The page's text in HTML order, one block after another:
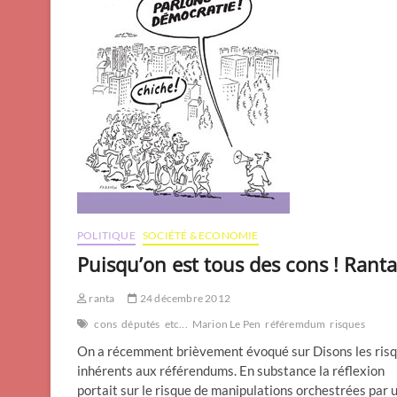
POLITIQUE SOCIÉTÉ & ECONOMIE
Puisqu’on est tous des cons ! Ranta
ranta
24 décembre 2012
cons députés etc... Marion Le Pen référemdum risques
On a récemment brièvement évoqué sur Disons les
inhérents aux référendums. En substance la réflexion
portait sur le risque de manipulations orchestrées par